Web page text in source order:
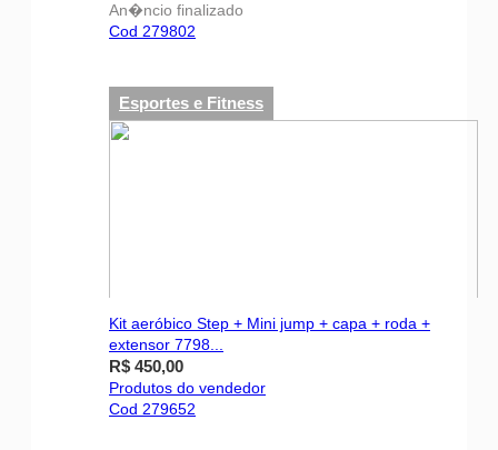
An�ncio finalizado
Cod 279802
Esportes e Fitness
Kit aeróbico Step + Mini jump + capa + roda +
extensor 7798...
R$ 450,00
Produtos do vendedor
Cod 279652